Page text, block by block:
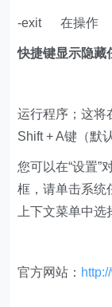
-exit 在操作
快捷键显示隐藏
运行程序；这将
Shift + A键（默
您可以在“设置”
框，请单击系统
上下文菜单中选
官方网站：